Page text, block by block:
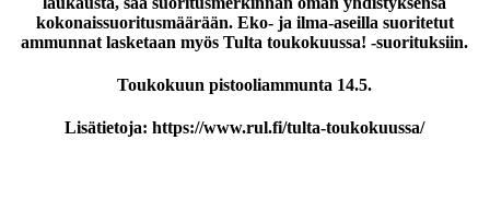
kokonaissuoritusmäärään. Eko- ja ilma-aseilla suoritetut
ammunnat lasketaan myös Tulta toukokuussa! -suorituksiin.
Toukokuun pistooliammunta 14.5.
Lisätietoja: https://www.rul.fi/tulta-toukokuussa/